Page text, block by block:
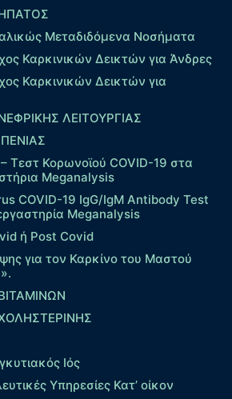
HΠΑΤΟΣ
Μεταδιδόμενα Νοσήματα
Καρκινικών Δεικτών για Άνδρες
Καρκινικών Δεικτών για
ΛΕΙΤΟΥΡΓΙΑΣ
Τεστ Κορωνοϊού COVID-19 στα
Meganalysis
COVID-19 IgG/IgM Antibody Test
Meganalysis
ή Post Covid
για τον Καρκίνο του Μαστού
ΧΟΛΗΣΤΕΡΙΝΗΣ
Ιός
Υπηρεσίες Κατ’ οίκον